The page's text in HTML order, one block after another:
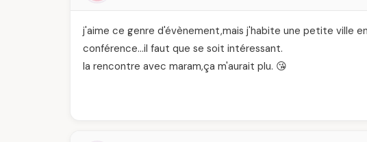
j'aime ce genre d'évènement,mais j'habite une petite ville
conférence…il faut que se soit intéressant.
la rencontre avec maram,ça m'aurait plu. 😘